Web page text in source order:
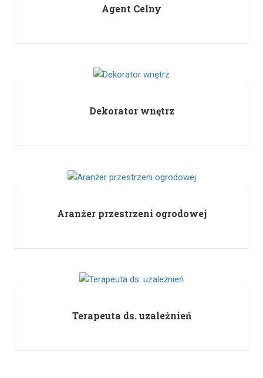
Agent Celny
Dekorator wnętrz
Aranżer przestrzeni ogrodowej
Terapeuta ds. uzależnień